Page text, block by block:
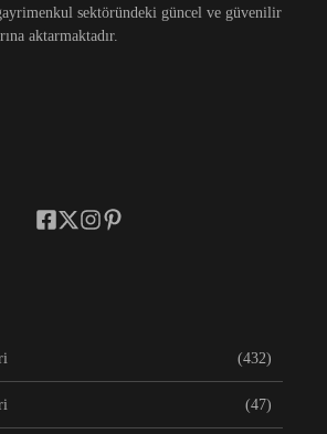
sektöründeki güncel ve güvenilir
aktarmaktadır.
(432)
(47)